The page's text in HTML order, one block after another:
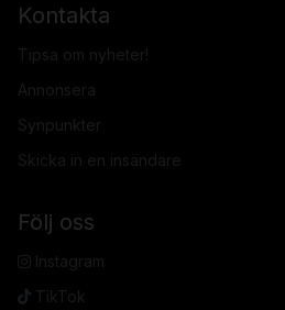
Kontakta
Tipsa om nyheter!
Annonsera
Synpunkter
Skicka in en insändare
Följ oss
Instagram
TikTok